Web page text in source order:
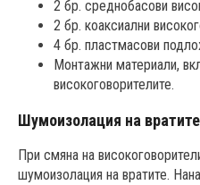
2 бр. среднобасови
2 бр. коаксиални
4 бр. пластмасови
Монтажни материали,
високоговорителите.
Шумоизолация на вратите
При смяна на
шумоизолация на вратите.